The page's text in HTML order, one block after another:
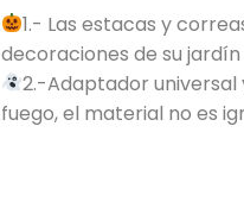
1.- Las estacas y
decoraciones de su
2.-Adaptador
fuego, el material no es